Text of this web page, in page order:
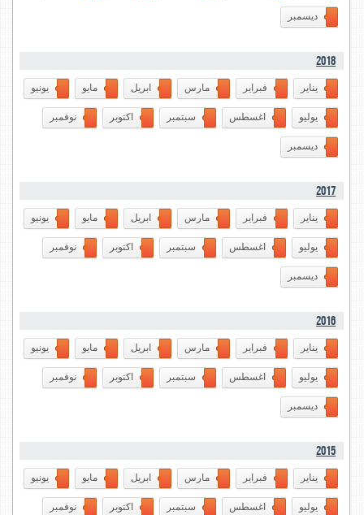
ديسمبر
2018
يناير فبراير مارس ابريل مايو يونيو
يوليو اغسطس سبتمبر اكتوبر نوفمبر
ديسمبر
2017
يناير فبراير مارس ابريل مايو يونيو
يوليو اغسطس سبتمبر اكتوبر نوفمبر
ديسمبر
2016
يناير فبراير مارس ابريل مايو يونيو
يوليو اغسطس سبتمبر اكتوبر نوفمبر
ديسمبر
2015
يناير فبراير مارس ابريل مايو يونيو
يوليو اغسطس سبتمبر اكتوبر نوفمبر